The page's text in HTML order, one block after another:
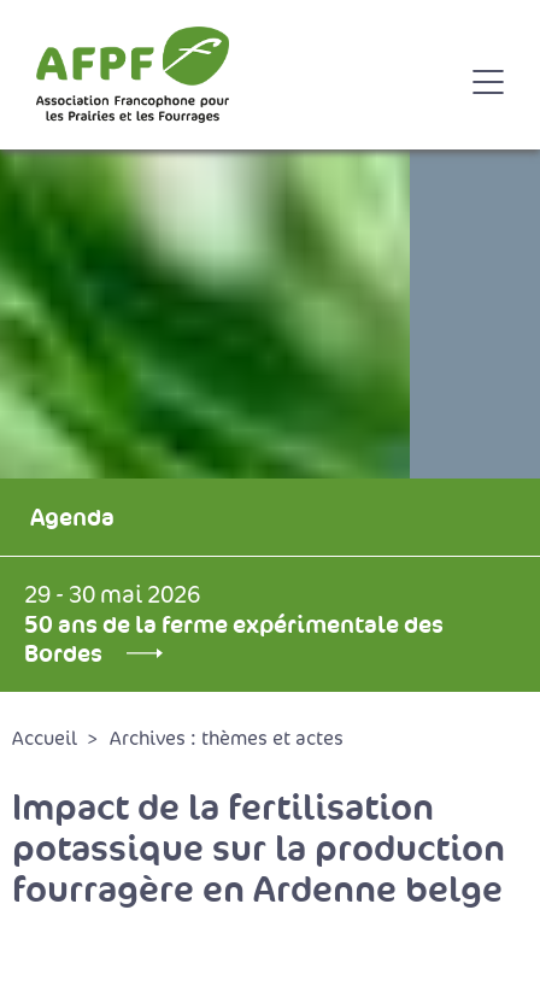
Agenda
29 - 30 mai 2026
50 ans de la ferme expérimentale des
Bordes
Accueil Archives : thèmes et actes
Impact de la fertilisation
potassique sur la production
fourragère en Ardenne belge